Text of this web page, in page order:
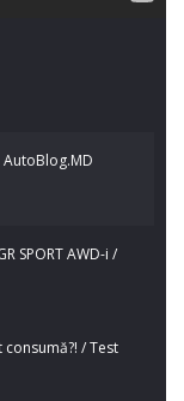
AutoBlog.MD
SPORT AWD-i /
consumă?! / Test